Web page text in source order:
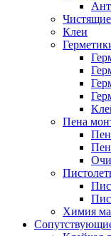
Чистящие
Клеи
Пена
Химия